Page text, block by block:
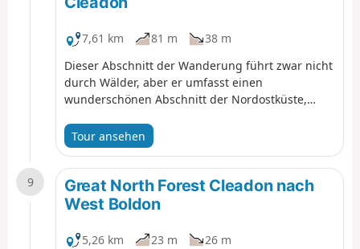
7,61 km 81 m
38 m
Dieser Abschnitt der Wanderung führt zwar nicht
durch Wälder, aber er umfasst einen
wunderschönen Abschnitt der Nordostküste,
Naturschutzgebiet, einen Wasserturm und eine
Windmühle und überschneidet sich mit dem
Bede's Way und dem England Coast Path.
Tour ansehen
9
Great North Forest Cleadon nach
West Boldon
5,26 km 23 m
26 m